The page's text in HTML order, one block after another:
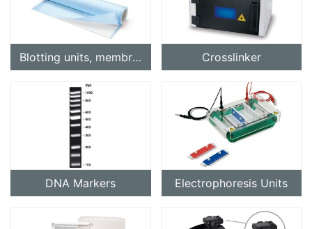
Blotting units, membranes, papers and reagents Crosslinker
DNA Markers Electrophoresis Units